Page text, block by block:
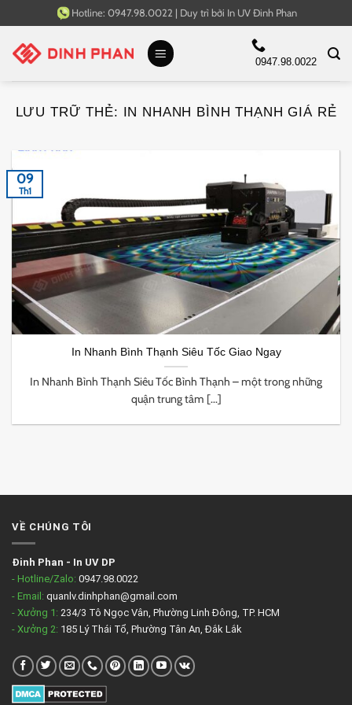
qua
nội
Hotline: 0947.98.0022 | Duy trì bởi In UV Đinh Phan
0947.98.0022
LƯU TRỮ THẺ: IN NHANH BÌNH THẠNH GIÁ RẺ
In Nhanh Bình Thạnh Siêu Tốc Giao Ngay
In Nhanh Bình Thạnh Siêu Tốc Bình Thạnh – một trong những
quận trung tâm [...]
09
Th1
VỀ CHÚNG TÔI
Đinh Phan - In UV DP
- Hotline/Zalo: 0947.98.0022
- Email: quanlv.dinhphan@gmail.com
- Xưởng 1: 234/3 Tô Ngọc Vân, Phường Linh Đông, TP. HCM
- Xưởng 2: 185 Lý Thái Tổ, Phường Tân An, Đắk Lắk